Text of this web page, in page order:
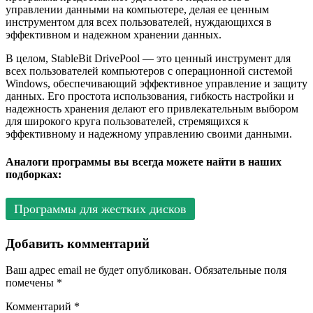
управлении данными на компьютере, делая ее ценным
инструментом для всех пользователей, нуждающихся в
эффективном и надежном хранении данных.
В целом, StableBit DrivePool — это ценный инструмент для
всех пользователей компьютеров с операционной системой
Windows, обеспечивающий эффективное управление и защиту
данных. Его простота использования, гибкость настройки и
надежность хранения делают его привлекательным выбором
для широкого круга пользователей, стремящихся к
эффективному и надежному управлению своими данными.
Аналоги программы вы всегда можете найти в наших
подборках:
Программы для жестких дисков
Добавить комментарий
Ваш адрес email не будет опубликован. Обязательные поля
помечены *
Комментарий *